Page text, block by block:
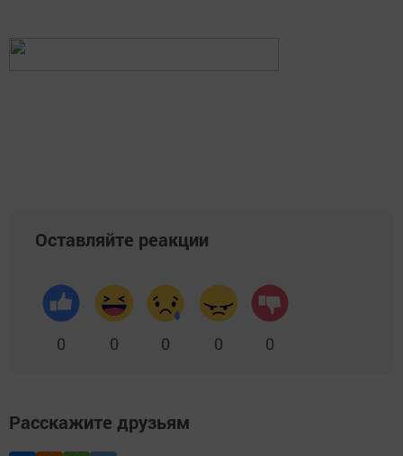
Оставляйте реакции
0 0 0 0 0
Расскажите друзьям